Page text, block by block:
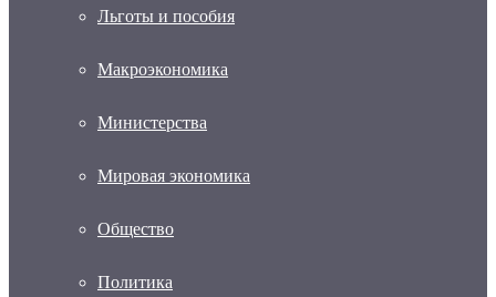
Льготы и пособия
Макроэкономика
Министерства
Мировая экономика
Общество
Политика